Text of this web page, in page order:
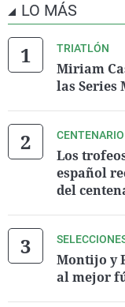
LO MÁS
TRIATLÓN
Miriam
las Series
Los
español
del
Montijo y
al mejor